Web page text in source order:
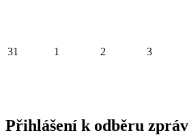
31 1 2 3
Přihlášení k odběru zpráv